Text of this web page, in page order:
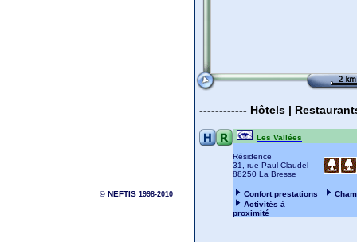
© NEFTIS1998-2010
------------ Hôtels |
Les Vallées
Résidence
31, rue Paul Claudel
88250 La Bresse
Confort prestations
Activités à
proximité